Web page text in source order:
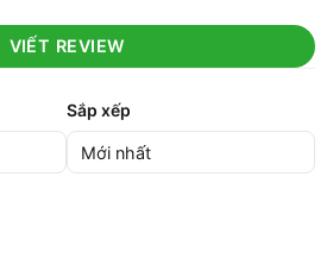
VIẾT REVIEW
Sắp xếp